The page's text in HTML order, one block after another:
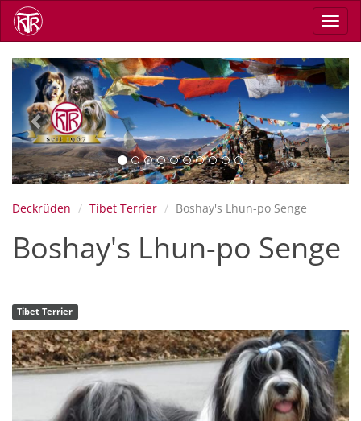
Direkt
zum
Inhalt
Previous Next
Deckrüden Tibet Terrier Boshay's Lhun-po Senge
Boshay's Lhun-po Senge
Tibet Terrier